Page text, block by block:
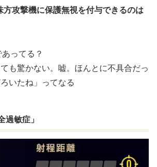
攻撃機に保護無視を付与できるのは
ってる？
も驚かない。嘘。ほんとに不具合だっ
いたね」ってなる
敏症」